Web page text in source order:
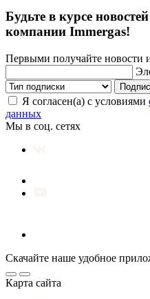
Будьте в курсе новостей
компании Immergas!
Первыми получайте новости
Я согласен(а) с условиями
данных
Мы в соц. сетях
Скачайте наше удобное
Карта сайта